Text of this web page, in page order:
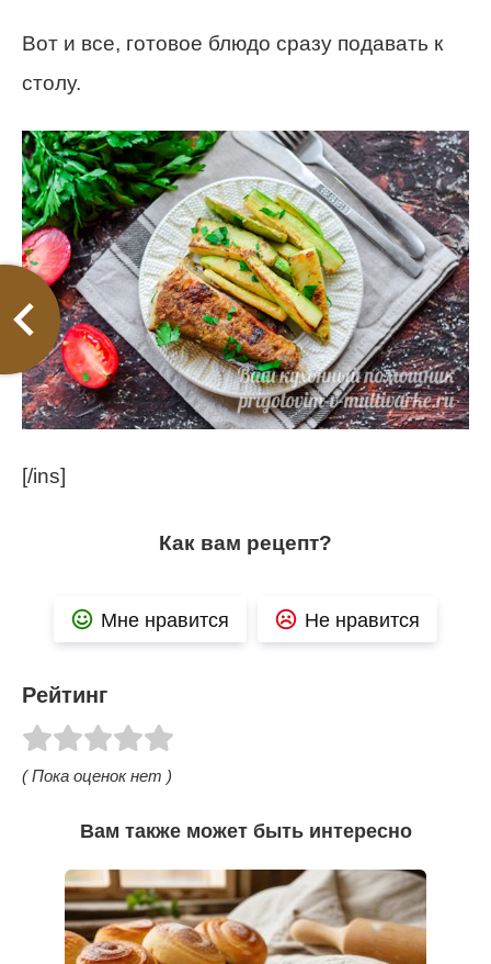
Вот и все, готовое блюдо сразу подавать к
столу.
[/ins]
Как вам рецепт?
Мне нравится Не нравится
Рейтинг
( Пока оценок нет )
Вам также может быть интересно